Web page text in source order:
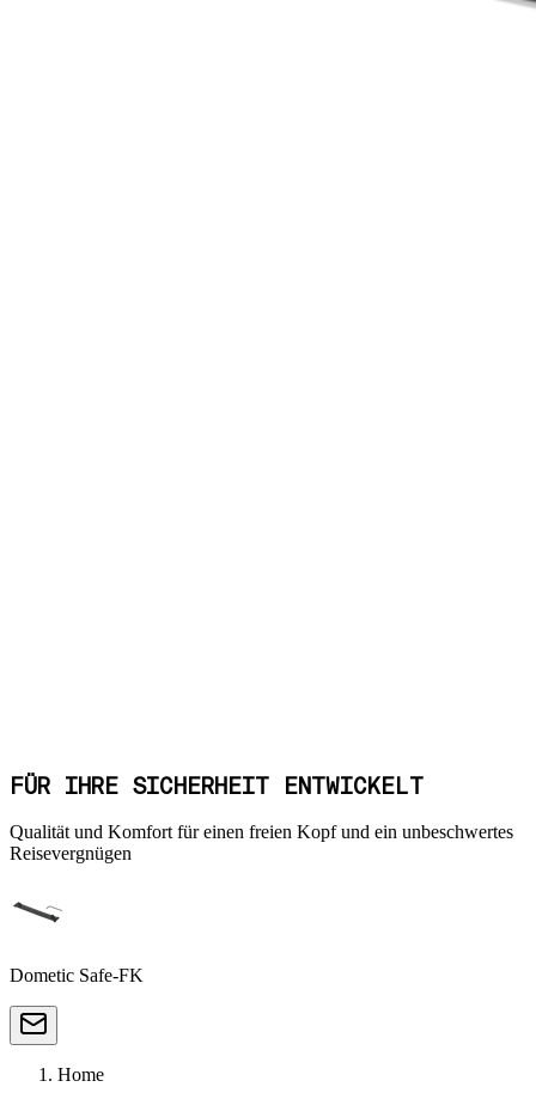
FÜR IHRE SICHERHEIT ENTWICKELT
Qualität und Komfort für einen freien Kopf und ein unbeschwertes
Reisevergnügen
Dometic Safe-FK
Home